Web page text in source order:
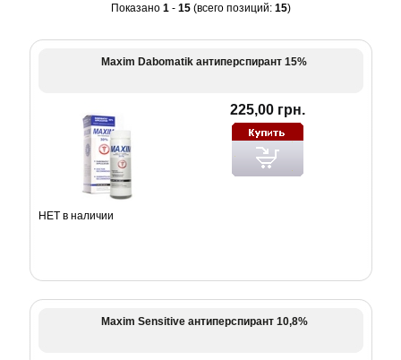
Показано 1- 15(всего позиций: 15)
Maxim Dabomatik антиперспирант 15%
225,00 грн.
НЕТ в наличии
Maxim Sensitive антиперспирант 10,8%